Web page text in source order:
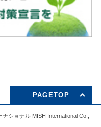
PAGETOP
ショナル MISH International Co.,